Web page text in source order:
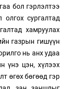
бол гэрлэлтээ
олгох сургалтад
хамруулах
газрын гишүүн
нь анх удаа
үнэ цэн, хүлээх
өгөх бөгөөд гэр